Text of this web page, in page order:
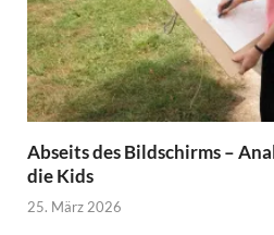
Abseits des Bildschirms –
die Kids
25. März 2026